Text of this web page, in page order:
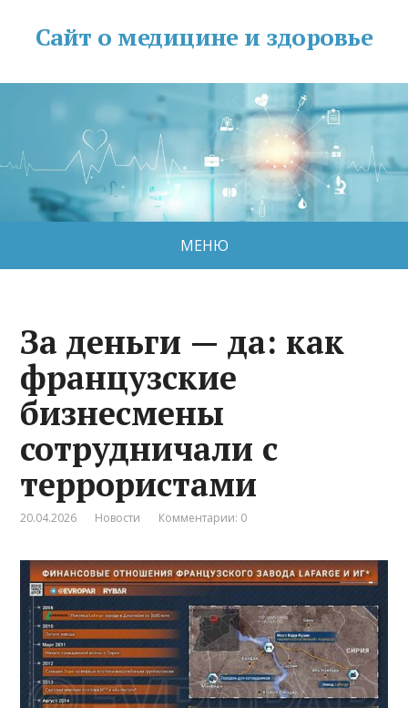
Сайт о медицине и здоровье
МЕНЮ
За деньги — да: как
французские
бизнесмены
сотрудничали с
террористами
20.04.2026 Новости Комментарии: 0